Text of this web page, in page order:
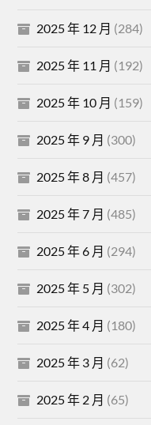
2025 年 12 月 (284)
2025 年 11 月 (192)
2025 年 10 月 (159)
2025 年 9 月 (300)
2025 年 8 月 (457)
2025 年 7 月 (485)
2025 年 6 月 (294)
2025 年 5 月 (302)
2025 年 4 月 (180)
2025 年 3 月 (62)
2025 年 2 月 (65)